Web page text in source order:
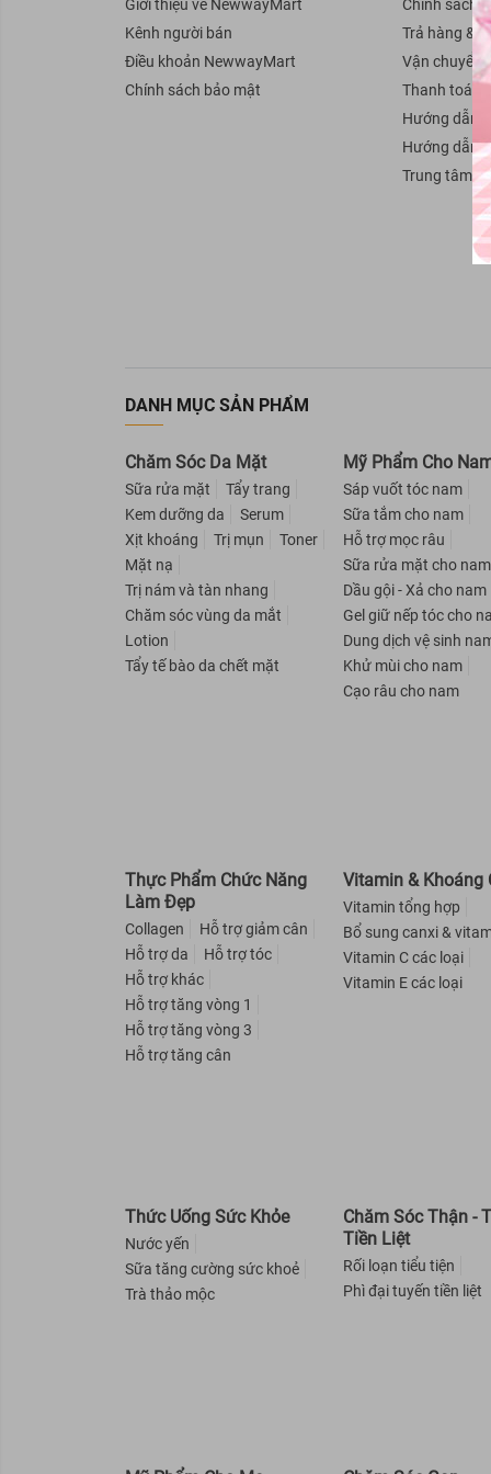
Ellips
Sunsilk
Organic Shop
Purité By Prôvence
NARIS COSMETICS
AVATAR
Rejoice
Nuxe
SEBAMED
Beautylabo
Herbal Essences
Old Spice
Love Beauty And Planet
X-Men
Hasi Kokeshi
Colab
X-Men For Boss
Michiru
Dr-Groot
Mamonde
Exclusive Cosmetic
Giới thiệu về NewwayMart
Kênh người bán
Điều khoản NewwayMart
Chính sách bảo mật
Chính sách
Trả hàng &
Vận chuyển
Thanh toán
Hướng dẫn
Hướng dẫn
Trung tâm
DANH MỤC SẢN PHẨM
Chăm Sóc Da Mặt
Sữa rửa mặt
Tẩy trang
Kem dưỡng da
Serum
Xịt khoáng
Trị mụn
Toner
Mặt nạ
Trị nám và tàn nhang
Chăm sóc vùng da mắt
Lotion
Tẩy tế bào da chết mặt
Mỹ Phẩm Cho
Sáp vuốt tóc nam
Sữa tắm cho nam
Hỗ trợ mọc râu
Sữa rửa mặt cho nam
Dầu gội - Xả cho nam
Gel giữ nếp tóc cho
Dung dịch vệ sinh
Khử mùi cho nam
Cạo râu cho nam
Thực Phẩm Chức Năng
Làm Đẹp
Collagen
Hỗ trợ giảm cân
Hỗ trợ da
Hỗ trợ tóc
Hỗ trợ khác
Hỗ trợ tăng vòng 1
Hỗ trợ tăng vòng 3
Hỗ trợ tăng cân
Vitamin & Khoáng
Vitamin tổng hợp
Bổ sung canxi &
Vitamin C các loại
Vitamin E các loại
Thức Uống Sức Khỏe
Nước yến
Sữa tăng cường sức khoẻ
Trà thảo mộc
Chăm Sóc Thận -
Tiền Liệt
Rối loạn tiểu tiện
Phì đại tuyến tiền liệt